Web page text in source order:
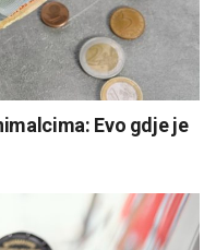
Evo gdje je